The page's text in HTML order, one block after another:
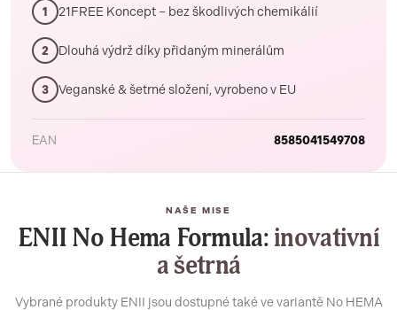
1 21FREE Koncept – bez škodlivých chemikálií
2 Dlouhá výdrž díky přidaným minerálům
3 Veganské & šetrné složení, vyrobeno v EU
EAN 8585041549708
NAŠE MISE
ENII No Hema Formula:inovativní
a šetrná
Vybrané produkty ENII jsou dostupné také ve variantě No HEMA